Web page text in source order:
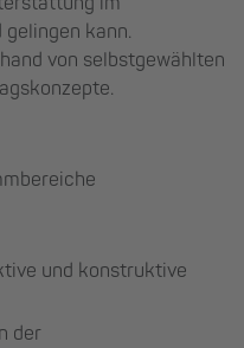
kann.
von selbstgewählten
und konstruktive
der